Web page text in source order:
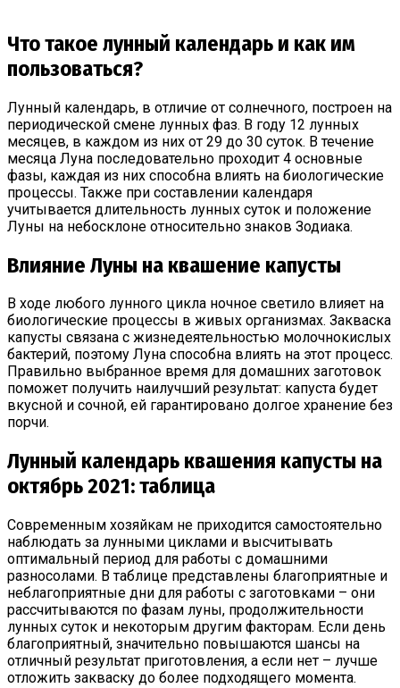
Что такое лунный календарь и как им
пользоваться?
Лунный календарь, в отличие от солнечного, построен на
периодической смене лунных фаз. В году 12 лунных
месяцев, в каждом из них от 29 до 30 суток. В течение
месяца Луна последовательно проходит 4 основные
фазы, каждая из них способна влиять на биологические
процессы. Также при составлении календаря
учитывается длительность лунных суток и положение
Луны на небосклоне относительно знаков Зодиака.
Влияние Луны на квашение капусты
В ходе любого лунного цикла ночное светило влияет на
биологические процессы в живых организмах. Закваска
капусты связана с жизнедеятельностью молочнокислых
бактерий, поэтому Луна способна влиять на этот процесс.
Правильно выбранное время для домашних заготовок
поможет получить наилучший результат: капуста будет
вкусной и сочной, ей гарантировано долгое хранение без
порчи.
Лунный календарь квашения капусты на
октябрь 2021: таблица
Современным хозяйкам не приходится самостоятельно
наблюдать за лунными циклами и высчитывать
оптимальный период для работы с домашними
разносолами. В таблице представлены благоприятные и
неблагоприятные дни для работы с заготовками – они
рассчитываются по фазам луны, продолжительности
лунных суток и некоторым другим факторам. Если день
благоприятный, значительно повышаются шансы на
отличный результат приготовления, а если нет – лучше
отложить закваску до более подходящего момента.